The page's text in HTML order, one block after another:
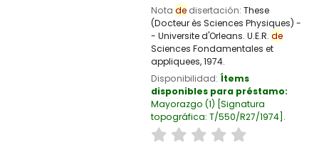
Nota dedisertación: These
(Docteur ès Sciences Physiques) -
- Universite d'Orleans. U.E.R. de
Sciences Fondamentales et
appliquees, 1974.
Disponibilidad: Ítems
disponibles para préstamo:
Mayorazgo (1) Signatura
topográfica: T/550/R27/1974 .